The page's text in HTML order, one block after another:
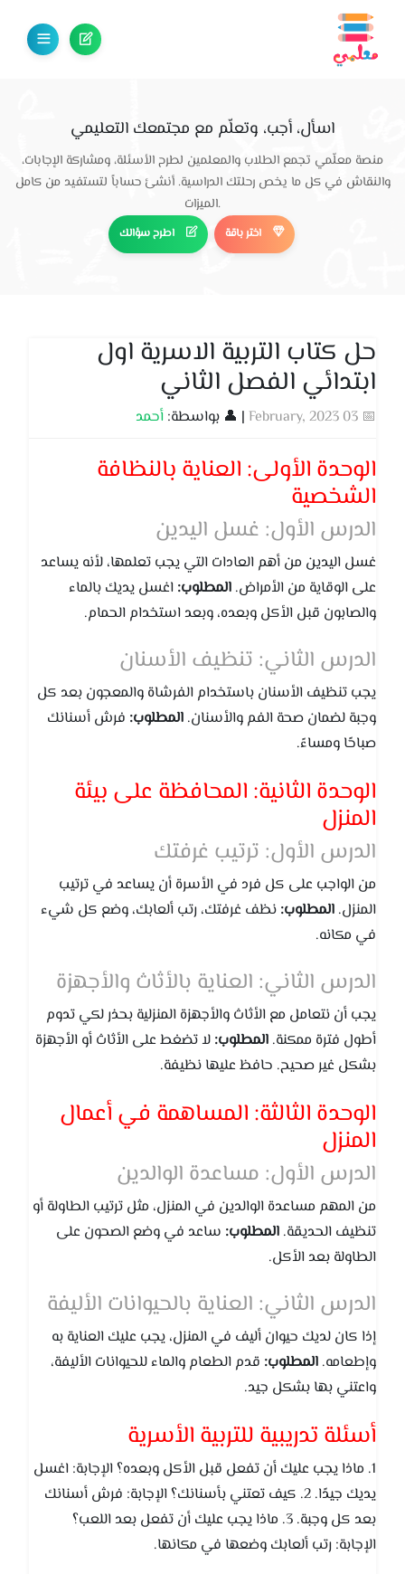
اسأل، أجب، وتعلّم مع مجتمعك التعليمي
منصة معلّمي تجمع الطلاب والمعلمين لطرح الأسئلة، ومشاركة الإجابات،
والنقاش في كل ما يخص رحلتك الدراسية. أنشئ حساباً لتستفيد من كامل
الميزات.
اطرح سؤالك اختر باقة
حل كتاب التربية الاسرية اول
ابتدائي الفصل الثاني
📅 03 February, 2023 | 👤 بواسطة: أحمد
الوحدة الأولى: العناية بالنظافة
الشخصية
الدرس الأول: غسل اليدين
غسل اليدين من أهم العادات التي يجب تعلمها، لأنه يساعد
على الوقاية من الأمراض. المطلوب: اغسل يديك بالماء
والصابون قبل الأكل وبعده، وبعد استخدام الحمام.
الدرس الثاني: تنظيف الأسنان
يجب تنظيف الأسنان باستخدام الفرشاة والمعجون بعد كل
وجبة لضمان صحة الفم والأسنان. المطلوب: فرش أسنانك
صباحًا ومساءً.
الوحدة الثانية: المحافظة على بيئة
المنزل
الدرس الأول: ترتيب غرفتك
من الواجب على كل فرد في الأسرة أن يساعد في ترتيب
المنزل. المطلوب: نظف غرفتك، رتب ألعابك، وضع كل شيء
في مكانه.
الدرس الثاني: العناية بالأثاث والأجهزة
يجب أن نتعامل مع الأثاث والأجهزة المنزلية بحذر لكي تدوم
أطول فترة ممكنة. المطلوب: لا تضغط على الأثاث أو الأجهزة
بشكل غير صحيح. حافظ عليها نظيفة.
الوحدة الثالثة: المساهمة في أعمال
المنزل
الدرس الأول: مساعدة الوالدين
من المهم مساعدة الوالدين في المنزل، مثل ترتيب الطاولة أو
تنظيف الحديقة. المطلوب: ساعد في وضع الصحون على
الطاولة بعد الأكل.
الدرس الثاني: العناية بالحيوانات الأليفة
إذا كان لديك حيوان أليف في المنزل، يجب عليك العناية به
وإطعامه. المطلوب: قدم الطعام والماء للحيوانات الأليفة،
واعتني بها بشكل جيد.
أسئلة تدريبية للتربية الأسرية
1. ماذا يجب عليك أن تفعل قبل الأكل وبعده؟ الإجابة: اغسل
يديك جيدًا. 2. كيف تعتني بأسنانك؟ الإجابة: فرش أسنانك
بعد كل وجبة. 3. ماذا يجب عليك أن تفعل بعد اللعب؟
الإجابة: رتب ألعابك وضعها في مكانها.